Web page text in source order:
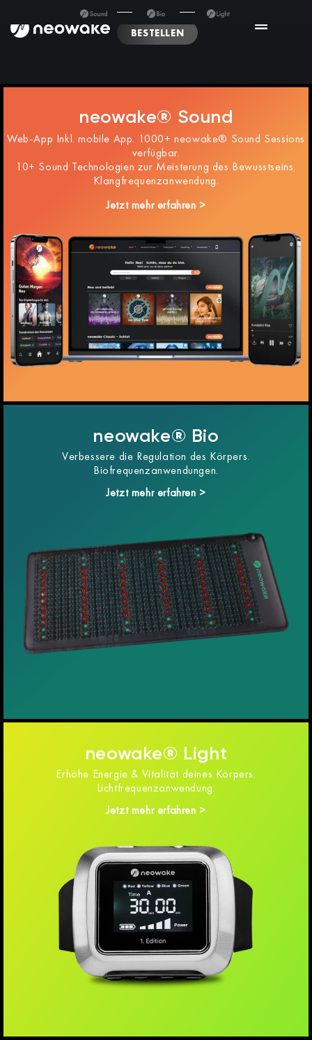
BESTELLEN
neowake® Sound
Web-App Inkl. mobile App. 1000+ neowake® Sound Sessions
verfügbar.
10+ Sound Technologien zur Meisterung des Bewusstseins.
Klangfrequenzanwendung.
Jetzt mehr erfahren >
neowake® Bio
Verbessere die Regulation des Körpers.
Biofrequenzanwendungen.
Jetzt mehr erfahren >
neowake® Light
Erhöhe Energie & Vitalität deines Körpers.
Lichtfrequenzanwendung.
Jetzt mehr erfahren >